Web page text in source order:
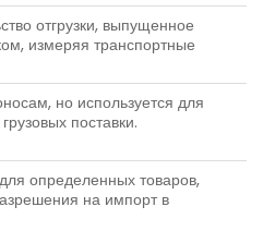
отгрузки, выпущенное
измеряя транспортные
но используется для
поставки.
определенных товаров,
на импорт в